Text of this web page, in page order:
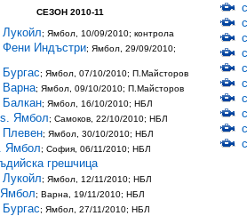
СЕЗОН 2010-11
; Ямбол, 10/09/2010; контрола
Индъстри; Ямбол, 29/09/2010;
; Ямбол, 07/10/2010; П.Майсторов
; Ямбол, 09/10/2010; П.Майсторов
; Ямбол, 16/10/2010; НБЛ
Ямбол; Самоков, 22/10/2010; НБЛ
; Ямбол, 30/10/2010; НБЛ
Ямбол; София, 06/11/2010; НБЛ
грешчица
; Ямбол, 12/11/2010; НБЛ
; Варна, 19/11/2010; НБЛ
; Ямбол, 27/11/2010; НБЛ